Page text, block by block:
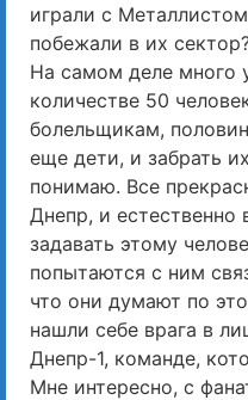
играли с
побежали в их
На самом деле много
количестве 50
болельщикам,
еще дети, и забрать
понимаю. Все
Днепр, и естественно
задавать этому
попытаются с ним
что они думают по
нашли себе врага в
Днепр-1, команде,
Мне интересно, с